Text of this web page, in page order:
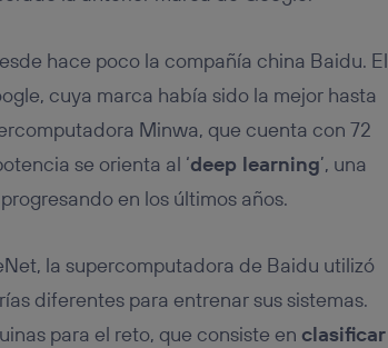
hace poco la compañía china Baidu. El
cuya marca había sido la mejor hasta
Minwa, que cuenta con 72
se orienta al ‘deep learning’, una
en los últimos años.
la supercomputadora de Baidu utilizó
diferentes para entrenar sus sistemas.
para el reto, que consiste en clasificar
Wi-Fi), el marketing o análisis se
de los miembros del hogar que
ya que se basará
“Administrar Utiq” en la parte